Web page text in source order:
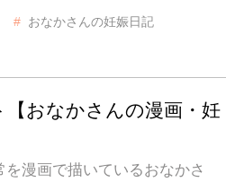
おなかさんの妊娠日記
おなかさんの漫画・妊
漫画で描いているおなかさ